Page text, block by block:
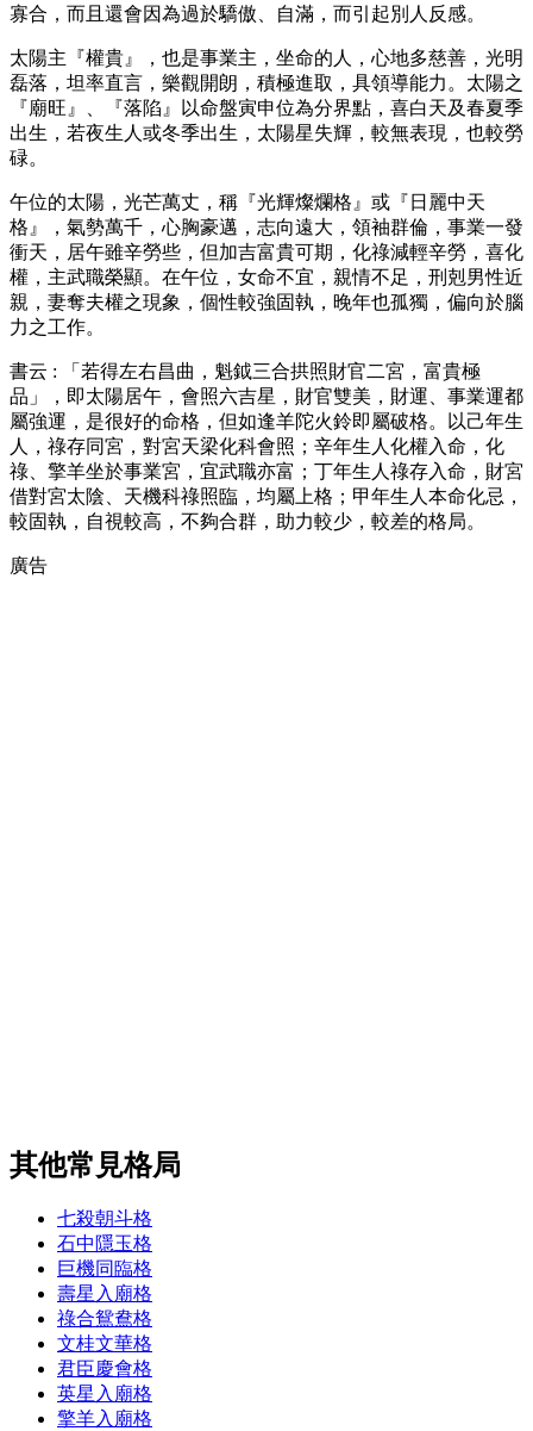
寡合，而且還會因為過於驕傲、自滿，而引起別人反感。
太陽主『權貴』，也是事業主，坐命的人，心地多慈善，光明
磊落，坦率直言，樂觀開朗，積極進取，具領導能力。太陽之
『廟旺』、『落陷』以命盤寅申位為分界點，喜白天及春夏季
出生，若夜生人或冬季出生，太陽星失輝，較無表現，也較勞
碌。
午位的太陽，光芒萬丈，稱『光輝燦爛格』或『日麗中天
格』，氣勢萬千，心胸豪邁，志向遠大，領袖群倫，事業一發
衝天，居午雖辛勞些，但加吉富貴可期，化祿減輕辛勞，喜化
權，主武職榮顯。在午位，女命不宜，親情不足，刑剋男性近
親，妻奪夫權之現象，個性較強固執，晚年也孤獨，偏向於腦
力之工作。
書云 : 「若得左右昌曲，魁鉞三合拱照財官二宮，富貴極
品」，即太陽居午，會照六吉星，財官雙美，財運、事業運都
屬強運，是很好的命格，但如逢羊陀火鈴即屬破格。以己年生
人，祿存同宮，對宮天梁化科會照；辛年生人化權入命，化
祿、擎羊坐於事業宮，宜武職亦富；丁年生人祿存入命，財宮
借對宮太陰、天機科祿照臨，均屬上格；甲年生人本命化忌，
較固執，自視較高，不夠合群，助力較少，較差的格局。
廣告
其他常見格局
七殺朝斗格
石中隱玉格
巨機同臨格
壽星入廟格
祿合鴛鴦格
文桂文華格
君臣慶會格
英星入廟格
擎羊入廟格